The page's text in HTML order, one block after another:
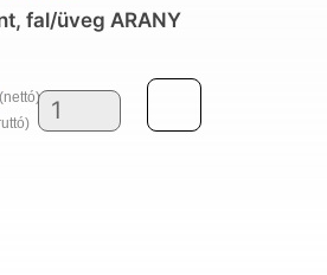
fal/üveg ARANY
(nettó)
Zuhanypánt,